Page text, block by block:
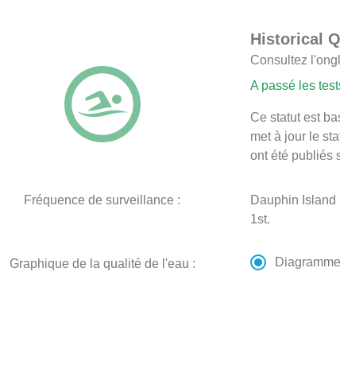
Historical
Consultez
A passé les
Ce statut est
met à jour le
ont été publiés
Fréquence de surveillance :
Dauphin
1st.
Graphique de la qualité de l'eau :